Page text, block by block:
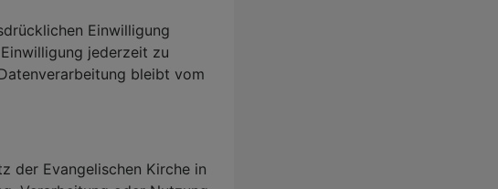
Einwilligung
jederzeit zu
bleibt vom
der Evangelischen Kirche in